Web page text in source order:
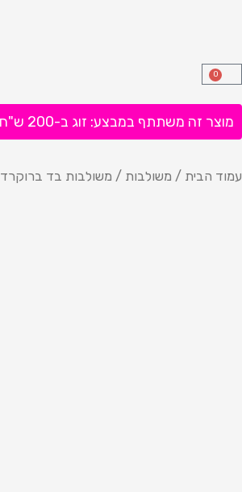
0
עגלת
מוצר זה משתתף במבצע: זוג ב-200 ש"ח
עמוד הבית / משולבות / משולבות בד ברוקרד